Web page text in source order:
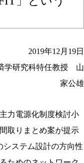
2019年12月19日
学研究科特任教授 山
家公雄
力電源化制度検討小
取りまとめ案が提示
システム設計の方向性